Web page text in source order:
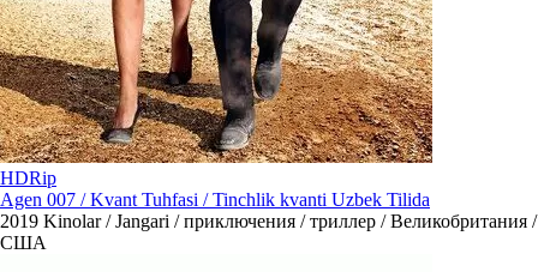
HDRip
Agen 007 / Kvant Tuhfasi / Tinchlik kvanti Uzbek Tilida
2019 Kinolar / Jangari / приключения / триллер / Великобритания /
США